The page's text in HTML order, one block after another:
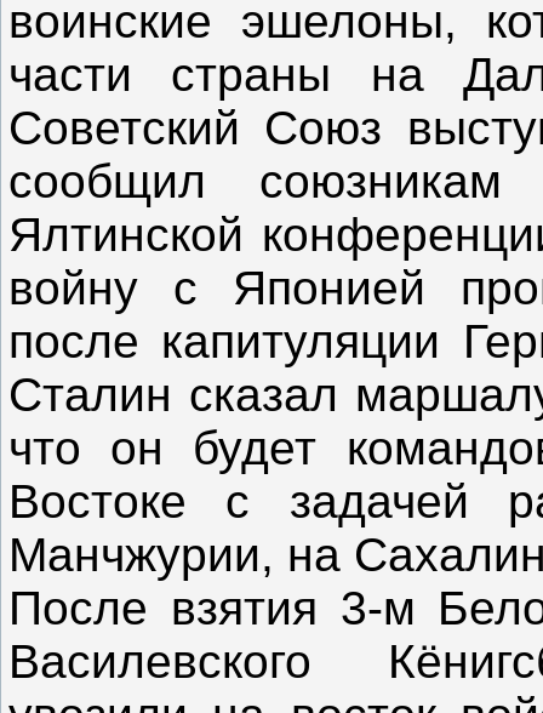
воинские эшелоны,
части страны на
Советский Союз
сообщил
Ялтинской
войну с Японией
после капитуляции
Сталин сказал
что он будет
Востоке с задачей
Манчжурии, на
После взятия 3-м
Василевского